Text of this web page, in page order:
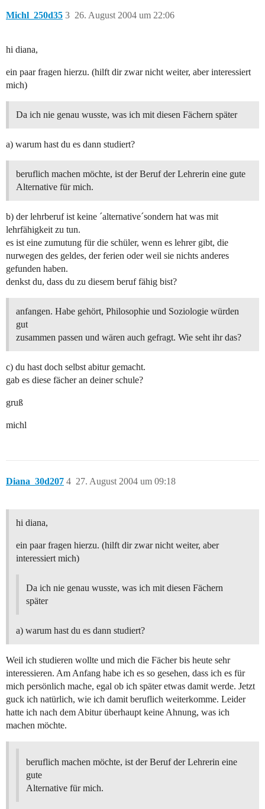
Michl_250d35 26. August 2004 um 22:06
3
hi diana,
ein paar fragen hierzu. (hilft dir zwar nicht weiter, aber interessiert
mich)
Da ich nie genau wusste, was ich mit diesen Fächern später
a) warum hast du es dann studiert?
beruflich machen möchte, ist der Beruf der Lehrerin eine gute
Alternative für mich.
b) der lehrberuf ist keine ´alternative´sondern hat was mit
lehrfähigkeit zu tun.
es ist eine zumutung für die schüler, wenn es lehrer gibt, die
nurwegen des geldes, der ferien oder weil sie nichts anderes
gefunden haben.
denkst du, dass du zu diesem beruf fähig bist?
anfangen. Habe gehört, Philosophie und Soziologie würden
gut
zusammen passen und wären auch gefragt. Wie seht ihr das?
c) du hast doch selbst abitur gemacht.
gab es diese fächer an deiner schule?
gruß
michl
Diana_30d207 27. August 2004 um 09:18
4
hi diana,
ein paar fragen hierzu. (hilft dir zwar nicht weiter, aber
interessiert mich)
Da ich nie genau wusste, was ich mit diesen Fächern
später
a) warum hast du es dann studiert?
Weil ich studieren wollte und mich die Fächer bis heute sehr
interessieren. Am Anfang habe ich es so gesehen, dass ich es für
mich persönlich mache, egal ob ich später etwas damit werde. Jetzt
guck ich natürlich, wie ich damit beruflich weiterkomme. Leider
hatte ich nach dem Abitur überhaupt keine Ahnung, was ich
machen möchte.
beruflich machen möchte, ist der Beruf der Lehrerin eine
gute
Alternative für mich.